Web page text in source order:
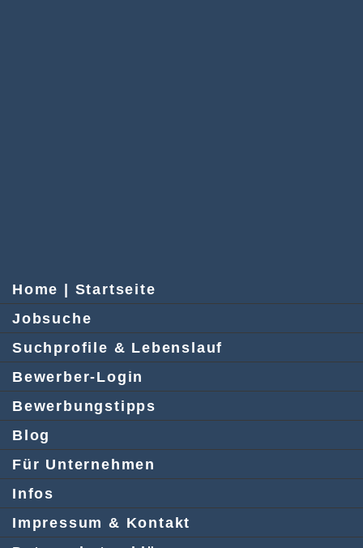
Home | Startseite
Jobsuche
Suchprofile & Lebenslauf
Bewerber-Login
Bewerbungstipps
Blog
Für Unternehmen
Infos
Impressum & Kontakt